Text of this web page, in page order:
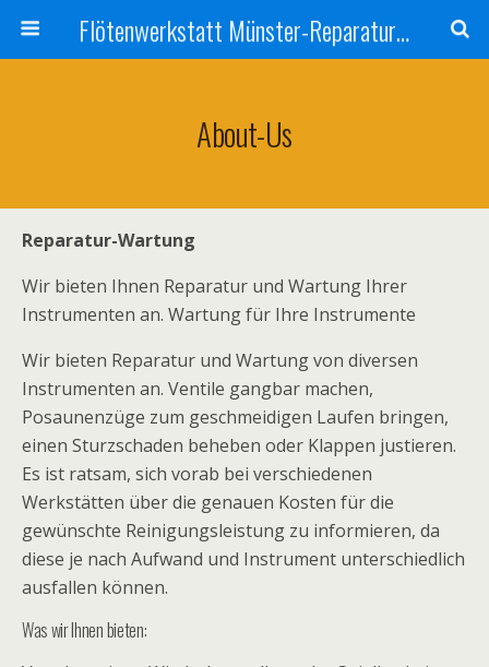
Flötenwerkstatt Münster-Reparatur-Blech-Holzblasinstrumenten
About-Us
Reparatur-Wartung
Wir bieten Ihnen Reparatur und Wartung Ihrer
Instrumenten an. Wartung für Ihre Instrumente
Wir bieten Reparatur und Wartung von diversen
Instrumenten an. Ventile gangbar machen,
Posaunenzüge zum geschmeidigen Laufen bringen,
einen Sturzschaden beheben oder Klappen justieren.
Es ist ratsam, sich vorab bei verschiedenen
Werkstätten über die genauen Kosten für die
gewünschte Reinigungsleistung zu informieren, da
diese je nach Aufwand und Instrument unterschiedlich
ausfallen können.
Was wir Ihnen bieten: